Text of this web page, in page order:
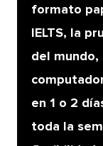
formato
IELTS, la
del mundo,
en 1 o 2
toda la